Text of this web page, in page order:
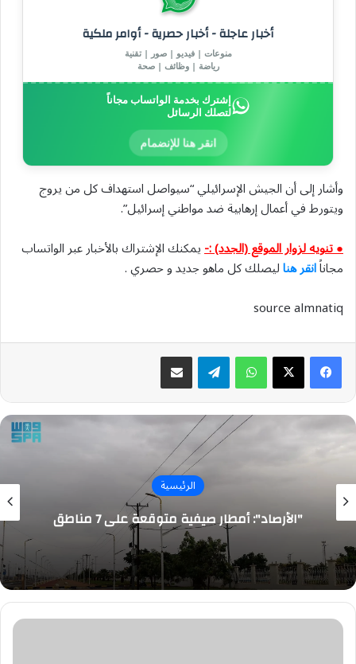
أخبار عاجلة - أخبار حصرية - أوامر ملكية
منوعات | فيديو | صور | تقنية
رياضة | وظائف | صحة
إشترك بخدمة الواتساب مجاناً
لتصلك الرسائل
انقر هنا للإنضمام
وأشار إلى أن الجيش الإسرائيلي “سيواصل استهداف كل من يروج
ويتورط في أعمال إرهابية ضد مواطني إسرائيل”.
● تنويه لزوار الموقع (الجدد) :-يمكنك الإشتراك بالأخبار عبر الواتساب
مجاناًانقر هناليصلك كل ماهو جديد و حصري .
source almnatiq
واتسابتيلقرام مشاركة عبر البريد
الرئيسية
"الأرصاد": أمطار صيفية متوقعة على 7 مناطق
وزير